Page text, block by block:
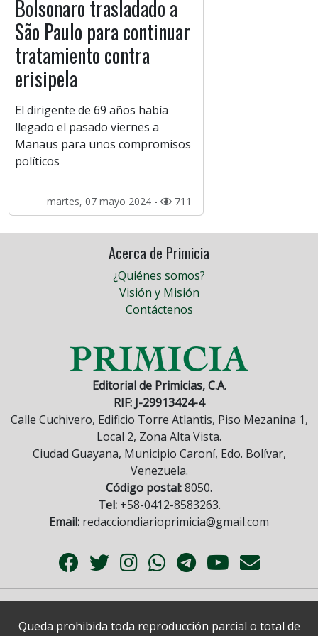
Bolsonaro trasladado a
São Paulo para continuar
tratamiento contra
erisipela
El dirigente de 69 años había
llegado el pasado viernes a
Manaus para unos compromisos
políticos
martes, 07 mayo 2024 - 711
Acerca de Primicia
¿Quiénes somos?
Visión y Misión
Contáctenos
Editorial de Primicias, C.A.
RIF: J-29913424-4
Calle Cuchivero, Edificio Torre Atlantis, Piso Mezanina 1,
Local 2, Zona Alta Vista.
Ciudad Guayana, Municipio Caroní, Edo. Bolívar,
Venezuela.
Código postal:8050.
Tel:+58-0412-8583263.
Email: redacciondiarioprimicia@gmail.com
Queda prohibida toda reproducción parcial o total de